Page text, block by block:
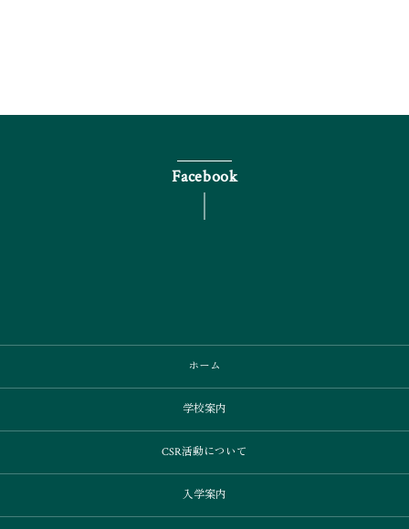
Facebook
ホーム
学校案内
CSR活動について
入学案内